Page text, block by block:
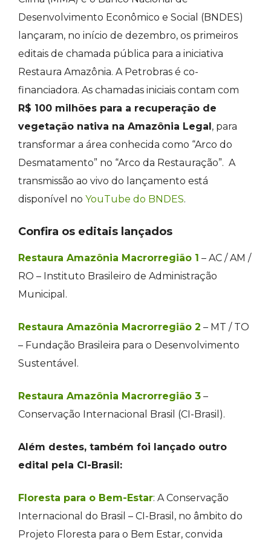
Desenvolvimento Econômico e Social (BNDES)
lançaram, no início de dezembro, os primeiros
editais de chamada pública para a iniciativa
Restaura Amazônia. A Petrobras é co-
financiadora. As chamadas iniciais contam com
R$ 100 milhões para a recuperação de
vegetação nativa na Amazônia Legal, para
transformar a área conhecida como “Arco do
Desmatamento” no “Arco da Restauração”. A
transmissão ao vivo do lançamento está
disponível no YouTube do BNDES.
Confira os editais lançados
Restaura Amazônia Macrorregião 1 – AC / AM /
RO – Instituto Brasileiro de Administração
Municipal.
Restaura Amazônia Macrorregião 2 – MT / TO
– Fundação Brasileira para o Desenvolvimento
Sustentável.
Restaura Amazônia Macrorregião 3 –
Conservação Internacional Brasil (CI-Brasil).
Além destes, também foi lançado outro
edital pela CI-Brasil:
Floresta para o Bem-Estar: A Conservação
Internacional do Brasil – CI-Brasil, no âmbito do
Projeto Floresta para o Bem Estar, convida